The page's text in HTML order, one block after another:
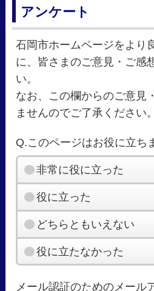
アンケート
石岡市ホームページをより
に、皆さまのご意見・ご感
い。
なお、この欄からのご意見
ませんのでご了承ください。
Q.このページはお役に立ち
非常に役に立った
役に立った
どちらともいえない
役に立たなかった
メール認証のためのメール